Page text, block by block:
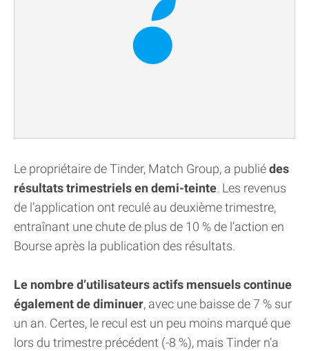
Le propriétaire de Tinder, Match Group, a publiédes
résultats trimestriels en demi-teinte. Les revenus
de l’application ont reculé au deuxième trimestre,
entraînant une chute de plus de 10 % de l’action en
Bourse après la publication des résultats.
Le nombre d’utilisateurs actifs mensuels continue
également de diminuer, avec une baisse de 7 % sur
un an. Certes, le recul est un peu moins marqué que
lors du trimestre précédent (-8 %), mais Tinder n’a